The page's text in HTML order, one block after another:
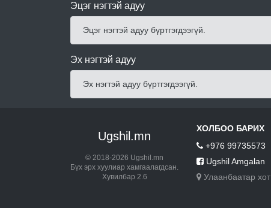
Эцэг нэгтэй адуу
Эцэг нэгтэй адуу бүртгэгдээгүй.
Эх нэгтэй адуу
Эх нэгтэй адуу бүртгэгдээгүй.
Ugshil.mn
© 2018-2026 Ugshil.mn
Бүх эрх хуулиар хамгаалагдсан.
Хувилбар 2.6
ХОЛБОО БАРИХ
+976 99735573
Ugshil Amgalan
Улаанбаатар хот